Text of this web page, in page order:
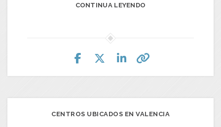
CONTINUA LEYENDO
CENTROS UBICADOS EN VALENCIA